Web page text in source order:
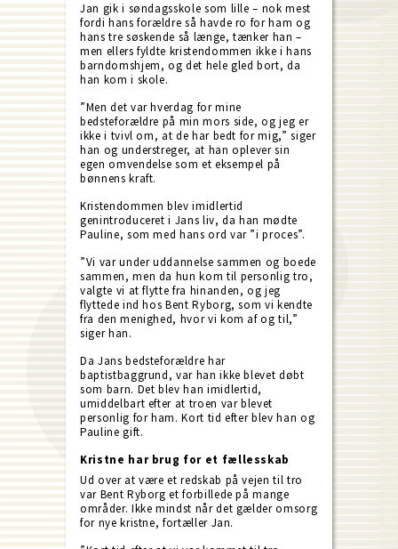
Jan gik i søndagsskole som lille – nok mest
fordi hans forældre så havde ro for ham og
hans tre søskende så længe, tænker han –
men ellers fyldte kristendommen ikke i hans
barndomshjem, og det hele gled bort, da
han kom i skole.
”Men det var hverdag for mine
bedsteforældre på min mors side, og jeg er
ikke i tvivl om, at de har bedt for mig,” siger
han og understreger, at han oplever sin
egen omvendelse som et eksempel på
bønnens kraft.
Kristendommen blev imidlertid
genintroduceret i Jans liv, da han mødte
Pauline, som med hans ord var ”i proces”.
”Vi var under uddannelse sammen og boede
sammen, men da hun kom til personlig tro,
valgte vi at flytte fra hinanden, og jeg
flyttede ind hos Bent Ryborg, som vi kendte
fra den menighed, hvor vi kom af og til,”
siger han.
Da Jans bedsteforældre har
baptistbaggrund, var han ikke blevet døbt
som barn. Det blev han imidlertid,
umiddelbart efter at troen var blevet
personlig for ham. Kort tid efter blev han og
Pauline gift.
Kristne har brug for et fællesskab
Ud over at være et redskab på vejen til tro
var Bent Ryborg et forbillede på mange
områder. Ikke mindst når det gælder omsorg
for nye kristne, fortæller Jan.